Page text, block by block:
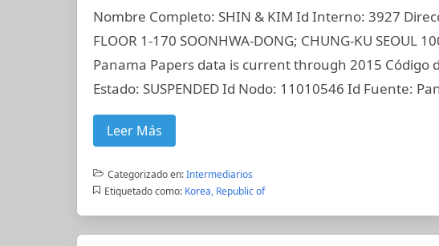
Nombre Completo: SHIN & KIM Id Interno: 3927
FLOOR 1-170 SOONHWA-DONG; CHUNG-KU SEOUL
Panama Papers data is current through 2015 Código
Estado: SUSPENDED Id Nodo: 11010546 Id Fuente:
Leer Más
Categorizado en:Intermediarios
Etiquetado como: Korea, Republic of